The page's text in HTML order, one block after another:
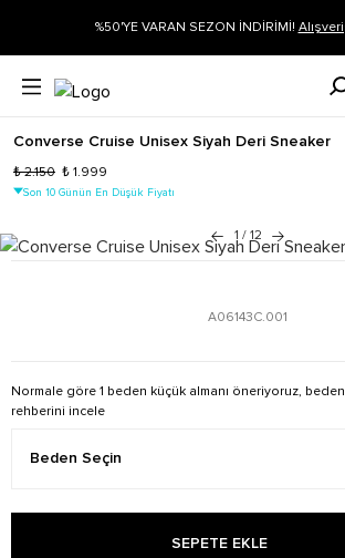
VARAN SEZON İNDİRİMİ!Alışverişe Başla!
Converse Cruise Unisex Siyah Deri Sneaker
₺ 2.150 ₺ 1.999
Son 10 Günün En Düşük Fiyatı
1 / 12
A06143C.001
Normale göre 1 beden küçük almanı öneriyoruz, beden
rehberini incele
SEPETE EKLE